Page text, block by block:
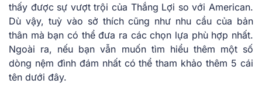
thấy được sự vượt trội của Thắng Lợi so với American.
Dù vậy, tuỳ vào sở thích cũng như nhu cầu của bản
thân mà bạn có thể đưa ra các chọn lựa phù hợp nhất.
Ngoài ra, nếu bạn vẫn muốn tìm hiểu thêm một số
dòng nệm đình đám nhất có thể tham khảo thêm 5 cái
tên dưới đây.